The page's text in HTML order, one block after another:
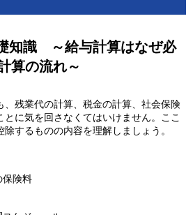
知識 ～給与計算はなぜ必
算の流れ～
、残業代の計算、税金の計算、社会保険
に気を回さなくてはいけません。ここ
するものの内容を理解しましょう。
保険料